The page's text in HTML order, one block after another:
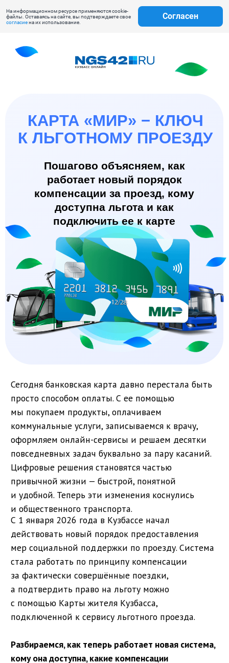
На информационном ресурсе применяются cookie-
файлы. Оставаясь на сайте, вы подтверждаете свое
согласиена их использование.
Согласен
КАРТА «МИР» − КЛЮЧ
К ЛЬГОТНОМУ ПРОЕЗДУ
работает новый порядок
компенсации за проезд, кому
доступна льгота и как
подключить ее к карте
просто способом оплаты. С ее помощью
мы покупаем продукты, оплачиваем
коммунальные услуги, записываемся к врачу,
оформляем онлайн-сервисы и решаем десятки
повседневных задач буквально за пару касаний.
Цифровые решения становятся частью
привычной жизни — быстрой, понятной
и удобной. Теперь эти изменения коснулись
и общественного транспорта.
С 1 января 2026 года в Кузбассе начал
действовать новый порядок предоставления
мер социальной поддержки по проезду. Система
стала работать по принципу компенсации
за фактически совершённые поездки,
а подтвердить право на льготу можно
с помощью Карты жителя Кузбасса,
подключенной к сервису льготного проезда.
Разбираемся, как теперь работает новая система,
предусмотрены и что нужно сделать для
подключения.